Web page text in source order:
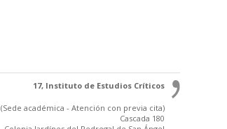
17, Instituto de Estudios Críticos
(Sede académica - Atención con previa cita)
Cascada 180